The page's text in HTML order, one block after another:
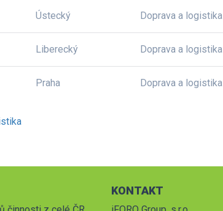
Ústecký Doprava a logistika
Liberecký Doprava a logistika
Praha Doprava a logistika
KONTAKT